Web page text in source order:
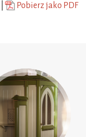
Pobierz jako PDF